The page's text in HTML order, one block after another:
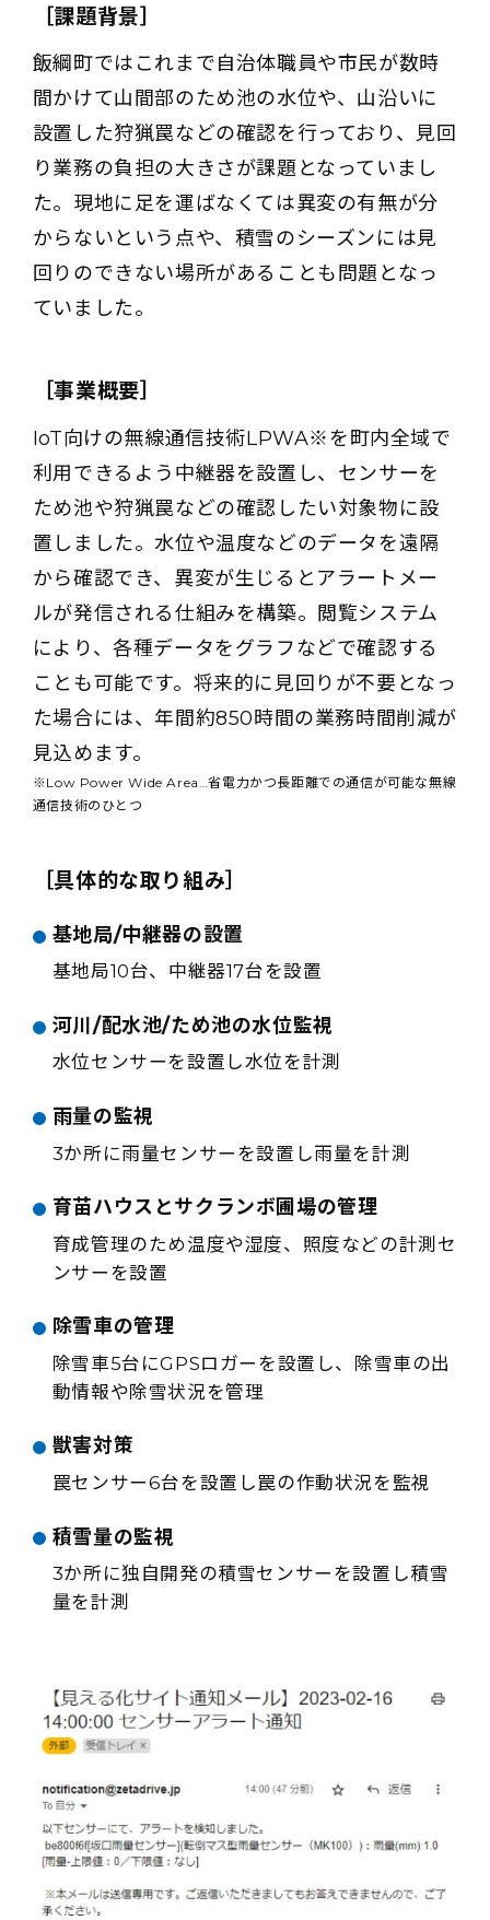
［課題背景］
飯綱町ではこれまで自治体職員や市民が数時
間かけて山間部のため池の水位や、山沿いに
設置した狩猟罠などの確認を行っており、見回
り業務の負担の大きさが課題となっていまし
た。現地に足を運ばなくては異変の有無が分
からないという点や、積雪のシーズンには見
回りのできない場所があることも問題となっ
ていました。
［事業概要］
IoT向けの無線通信技術LPWA※を町内全域で
利用できるよう中継器を設置し、センサーを
ため池や狩猟罠などの確認したい対象物に設
置しました。水位や温度などのデータを遠隔
から確認でき、異変が生じるとアラートメー
ルが発信される仕組みを構築。閲覧システム
により、各種データをグラフなどで確認する
ことも可能です。将来的に見回りが不要となっ
た場合には、年間約850時間の業務時間削減が
見込めます。
※Low Power Wide Area…省電力かつ長距離での通信が可能な無線
通信技術のひとつ
［具体的な取り組み］
基地局/中継器の設置
基地局10台、中継器17台を設置
河川/配水池/ため池の水位監視
水位センサーを設置し水位を計測
雨量の監視
3か所に雨量センサーを設置し雨量を計測
育苗ハウスとサクランボ圃場の管理
育成管理のため温度や湿度、照度などの計測セ
ンサーを設置
除雪車の管理
除雪車5台にGPSロガーを設置し、除雪車の出
動情報や除雪状況を管理
獣害対策
罠センサー6台を設置し罠の作動状況を監視
積雪量の監視
3か所に独自開発の積雪センサーを設置し積雪
量を計測